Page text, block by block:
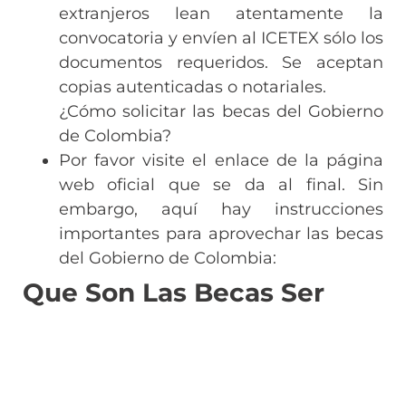
extranjeros lean atentamente la
convocatoria y envíen al ICETEX sólo los
documentos requeridos. Se aceptan
copias autenticadas o notariales.
¿Cómo solicitar las becas del Gobierno
de Colombia?
Por favor visite el enlace de la página
web oficial que se da al final. Sin
embargo, aquí hay instrucciones
importantes para aprovechar las becas
del Gobierno de Colombia:
Que Son Las Becas Ser